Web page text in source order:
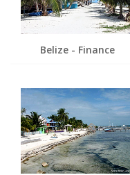
Belize - Finance